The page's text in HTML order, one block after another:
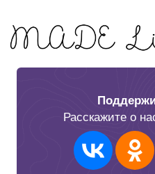
Расскажите о